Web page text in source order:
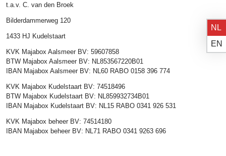
NL
EN
t.a.v. C. van den Broek
Bilderdammerweg 120
1433 HJ Kudelstaart
KVK Majabox Aalsmeer BV: 59607858
BTW Majabox Aalsmeer BV: NL853567220B01
IBAN Majabox Aalsmeer BV: NL60 RABO 0158 396 774
KVK Majabox Kudelstaart BV: 74518496
BTW Majabox Kudelstaart BV: NL859932734B01
IBAN Majabox Kudelstaart BV: NL15 RABO 0341 926 531
KVK Majabox beheer BV: 74514180
IBAN Majabox beheer BV: NL71 RABO 0341 9263 696